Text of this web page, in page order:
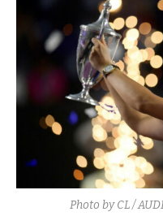
Photo by CL /